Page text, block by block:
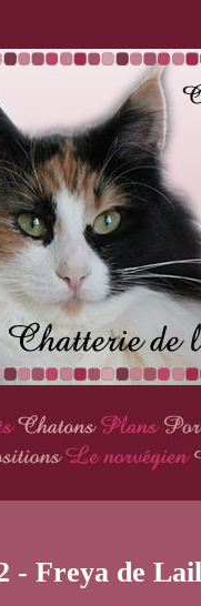
- Freya de